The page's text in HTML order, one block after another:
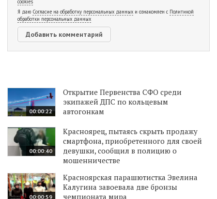
Я даю Согласие на обработку персональных данных и ознакомлен с Политикой
обработки персональных данных
00:00:22
Открытие Первенства СФО среди
экипажей ДПС по кольцевым
автогонкам
00:00:40
Красноярец, пытаясь скрыть продажу
смартфона, приобретенного для своей
девушки, сообщил в полицию о
мошенничестве
00:00:59
Красноярская парашютистка Эвелина
Калугина завоевала две бронзы
чемпионата мира